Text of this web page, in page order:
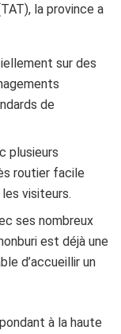
la province a
sur des
de
plusieurs
routier facile
visiteurs.
ses nombreux
est déjà une
d’accueillir un
à la haute